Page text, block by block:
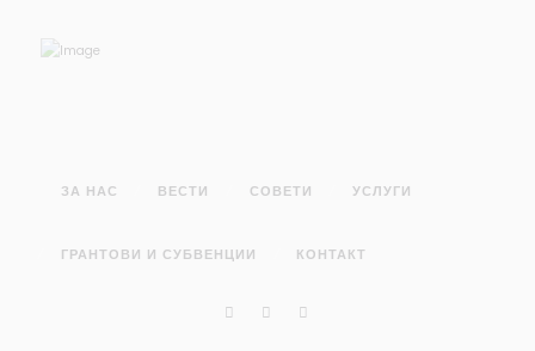
ЗА НАС ВЕСТИ СОВЕТИ УСЛУГИ
ГРАНТОВИ И СУБВЕНЦИИ КОНТАКТ